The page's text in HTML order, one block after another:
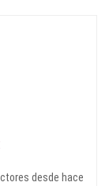
desde hace